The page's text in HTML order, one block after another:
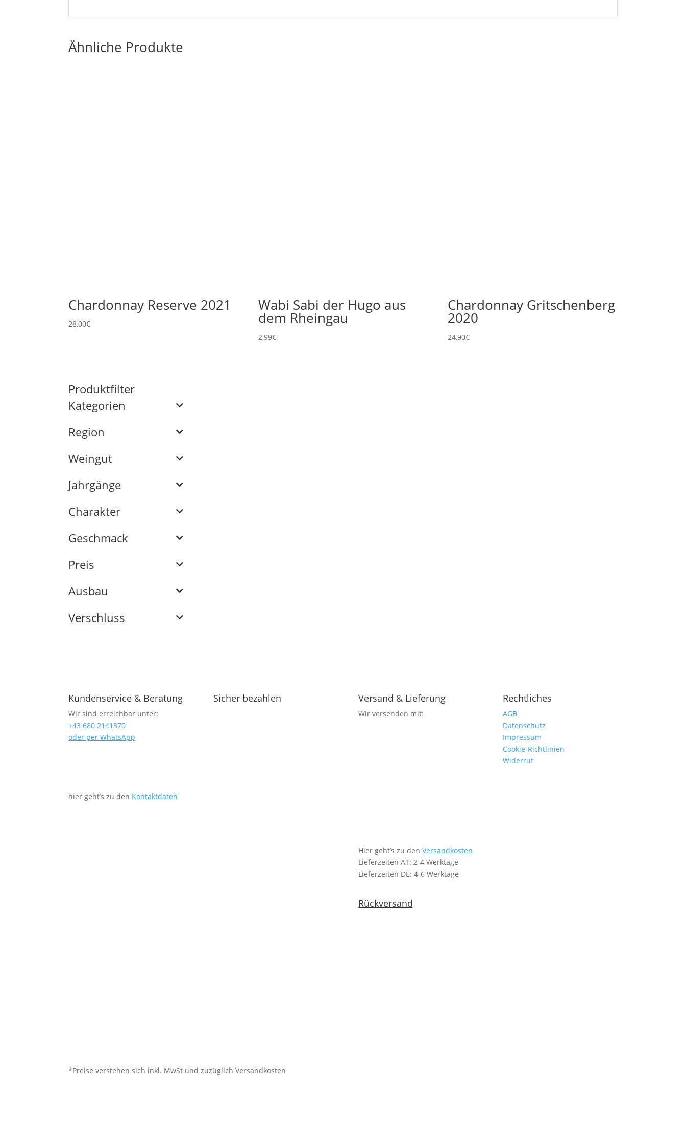
Ähnliche Produkte
Chardonnay Reserve 2021
28,00€
Wabi Sabi der Hugo aus
dem Rheingau
2,99€
Chardonnay Gritschenberg
2020
24,90€
Produktfilter
Kategorien
Region
Weingut
Jahrgänge
Charakter
Geschmack
Preis
Ausbau
Verschluss
Kundenservice & Beratung
Wir sind erreichbar unter:
+43 680 2141370
oder per WhatsApp
hier geht’s zu den Kontaktdaten
Sicher bezahlen Versand & Lieferung
Wir versenden mit:
Hier geht’s zu den Versandkosten
Lieferzeiten AT: 2-4 Werktage
Lieferzeiten DE: 4-6 Werktage
Rückversand
Rechtliches
AGB
Datenschutz
Impressum
Cookie-Richtlinien
Widerruf
*Preise verstehen sich inkl. MwSt und zuzüglich Versandkosten